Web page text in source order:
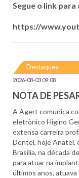
Segue o link
https://
Destaques
2026-08-03 09:08
NOTA DE
A Agert comunica
eletrônico Higino
extensa carreira
Dentel, hoje Anatel,
Brasília, na década
para atuar na
últimos anos,